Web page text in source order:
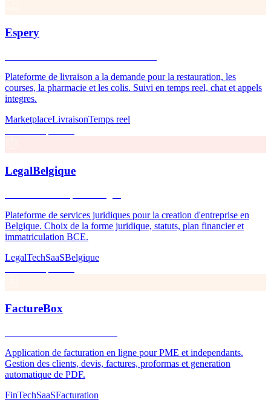
Espery
Plateforme de livraison a la demande pour la restauration, les
courses, la pharmacie et les colis. Suivi en temps reel, chat et appels
integres.
MarketplaceLivraisonTemps reel
LegalBelgique
Plateforme de services juridiques pour la creation d'entreprise en
Belgique. Choix de la forme juridique, statuts, plan financier et
immatriculation BCE.
LegalTechSaaSBelgique
FactureBox
Application de facturation en ligne pour PME et independants.
Gestion des clients, devis, factures, proformas et generation
automatique de PDF.
FinTechSaaSFacturation